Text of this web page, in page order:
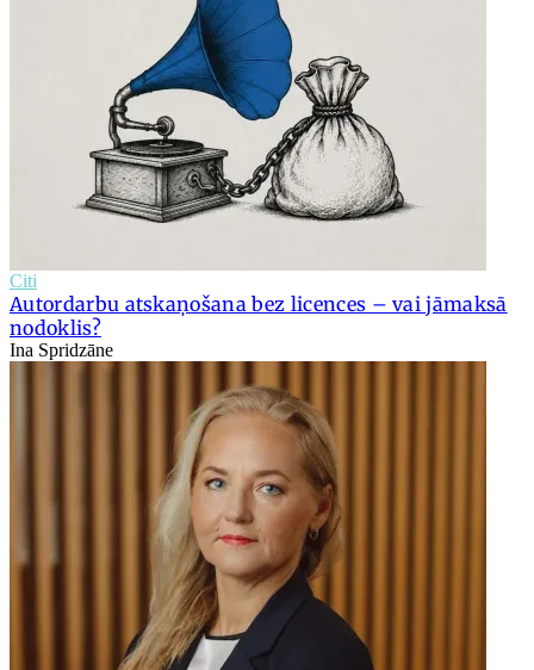
Citi
Autordarbu atskaņošana bez licences – vai jāmaksā
nodoklis?
Ina Spridzāne